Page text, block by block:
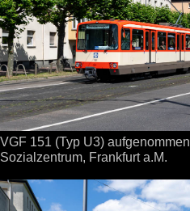
VGF 151 (Typ U3) aufgenommen
Sozialzentrum, Frankfurt a.M.